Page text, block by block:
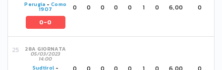
Perugia - Como
1907
0-0
0 0 0 0 0 1 0 6,00 0
28A GIORNATA
05/03/2023
14:00
Sudtirol -